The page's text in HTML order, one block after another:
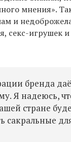
мнения».
и
секс-игрушек
бренда
Я надеюсь,
стране
сакральные